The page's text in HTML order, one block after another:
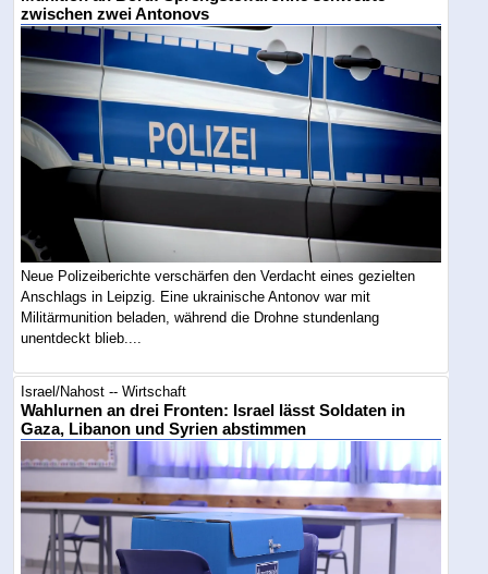
zwischen zwei Antonovs
Neue Polizeiberichte verschärfen den Verdacht eines gezielten
Anschlags in Leipzig. Eine ukrainische Antonov war mit
Militärmunition beladen, während die Drohne stundenlang
unentdeckt blieb....
Israel/Nahost -- Wirtschaft
Wahlurnen an drei Fronten: Israel lässt Soldaten in
Gaza, Libanon und Syrien abstimmen